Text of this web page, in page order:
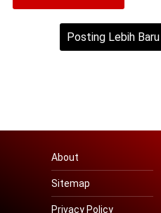
}
Posting Lebih Baru
About
Sitemap
Privacy Policy